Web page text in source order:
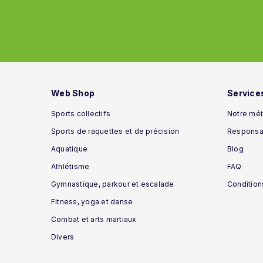
Web Shop
Sports collectifs
Sports de raquettes et de précision
Aquatique
Athlétisme
Gymnastique, parkour et escalade
Fitness, yoga et danse
Combat et arts martiaux
Divers
Notre
Blog
FAQ